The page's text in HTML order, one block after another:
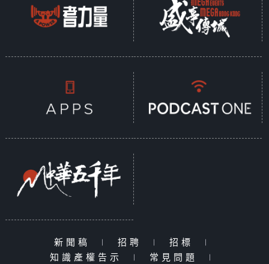
新聞稿 | 招聘 | 招標
|
知識產權告示
| 常見問題 |